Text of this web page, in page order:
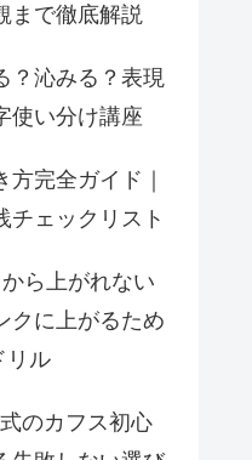
まで徹底解説
？沁みる？表現
使い分け講座
方完全ガイド｜
チェックリスト
ら上がれない
クに上がるため
リル
のカフス初心